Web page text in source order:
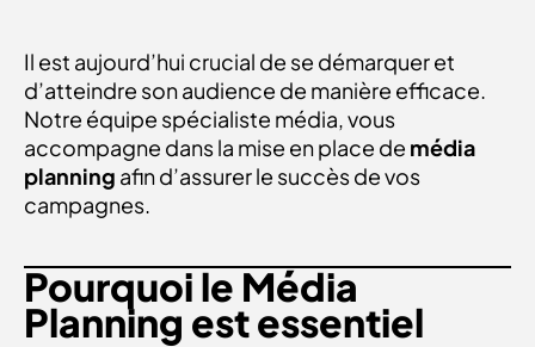
Il est aujourd’hui crucial de se démarquer et
d’atteindre son audience de manière efficace.
Notre équipe spécialiste média, vous
accompagne dans la mise en place de média
planning afin d’assurer le succès de vos
campagnes.
Pourquoi le Média
Planning est essentiel